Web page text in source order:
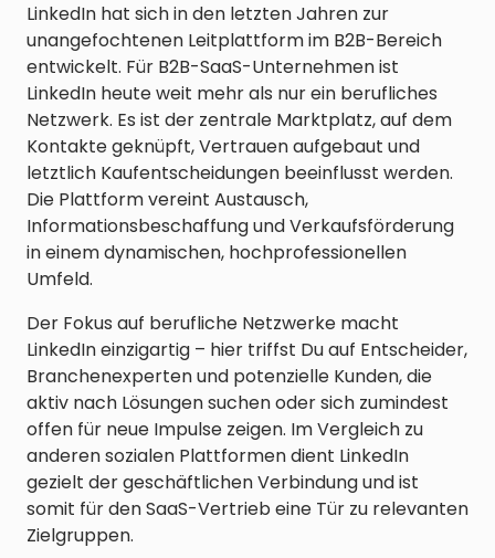
LinkedIn hat sich in den letzten Jahren zur
unangefochtenen Leitplattform im B2B-Bereich
entwickelt. Für B2B-SaaS-Unternehmen ist
LinkedIn heute weit mehr als nur ein berufliches
Netzwerk. Es ist der zentrale Marktplatz, auf dem
Kontakte geknüpft, Vertrauen aufgebaut und
letztlich Kaufentscheidungen beeinflusst werden.
Die Plattform vereint Austausch,
Informationsbeschaffung und Verkaufsförderung
in einem dynamischen, hochprofessionellen
Umfeld.
Der Fokus auf berufliche Netzwerke macht
LinkedIn einzigartig – hier triffst Du auf Entscheider,
Branchenexperten und potenzielle Kunden, die
aktiv nach Lösungen suchen oder sich zumindest
offen für neue Impulse zeigen. Im Vergleich zu
anderen sozialen Plattformen dient LinkedIn
gezielt der geschäftlichen Verbindung und ist
somit für den SaaS-Vertrieb eine Tür zu relevanten
Zielgruppen.